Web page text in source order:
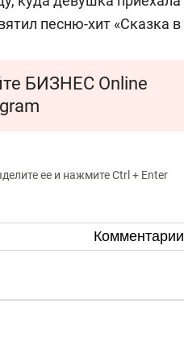
песню-хит «Сказка
БИЗНЕС Online
ее и нажмите Ctrl + Enter
Комментарии